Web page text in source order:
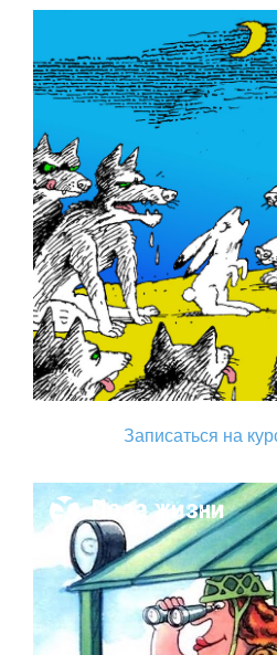
Записаться на
Поза жизни